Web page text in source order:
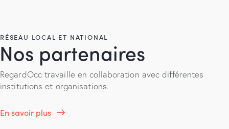
RÉSEAU LOCAL ET NATIONAL
Nos partenaires
RegardOcc travaille en collaboration avec différentes
institutions et organisations.
En savoir plus